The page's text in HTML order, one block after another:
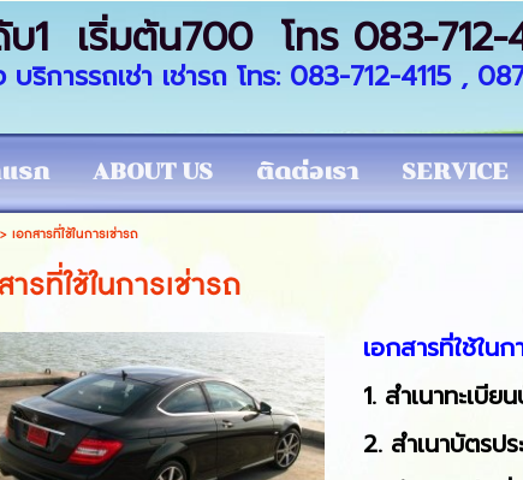
บ1 เริ่มต้น700 โทร 083-
บริการรถเช่า เช่ารถ โทร: 083-712-4115 ,
รก ABOUT US ติดต่อเรา SERVICE
เอกสารที่ใช้ในการเช่ารถ
ารที่ใช้ในการเช่ารถ
เอกสารที่ใช้ในก
1. สำเนาทะเบีย
2. สำเนาบัตรป